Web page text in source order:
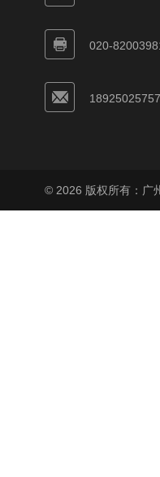
020-
© 2026 版权所有：广